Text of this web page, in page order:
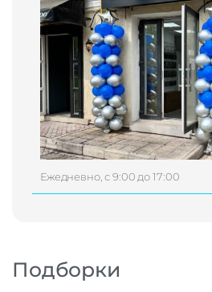
Ежедневно, с 9:00 до 17:00
Подборки